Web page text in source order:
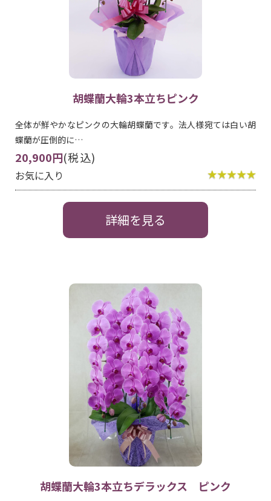
胡蝶蘭大輪3本立ちピンク
全体が鮮やかなピンクの大輪胡蝶蘭です。法人様宛ては白い胡
蝶蘭が圧倒的に…
20,900円(税込)
お気に入り
詳細を見る
胡蝶蘭大輪3本立ちデラックス ピンク